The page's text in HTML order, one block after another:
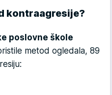
kontraagresije?
poslovne škole
metod ogledala, 89